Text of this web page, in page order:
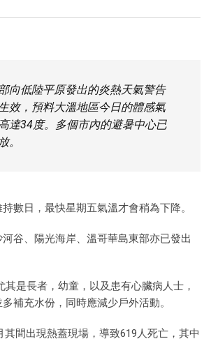
向低陸平原發出的炎熱天氣警告
效，預料大溫地區今日的體感氣
達34度。多個市內的避暑中心已
。
數日，最快星期五氣溫才會稍為下降。
谷、陽光海岸、溫哥華島東部亦已發出
其是長者，幼童，以及患有心臟病人士，
補充水份，同時應減少戶外活動。
其間出現熱蓋現場，導致619人死亡，其中